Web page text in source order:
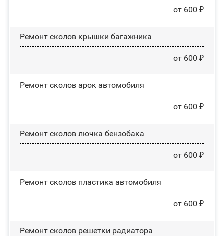
от 600 ₽
Ремонт сколов крышки багажника
от 600 ₽
Ремонт сколов арок автомобиля
от 600 ₽
Ремонт сколов лючка бензобака
от 600 ₽
Ремонт сколов пластика автомобиля
от 600 ₽
Ремонт сколов решетки радиатора